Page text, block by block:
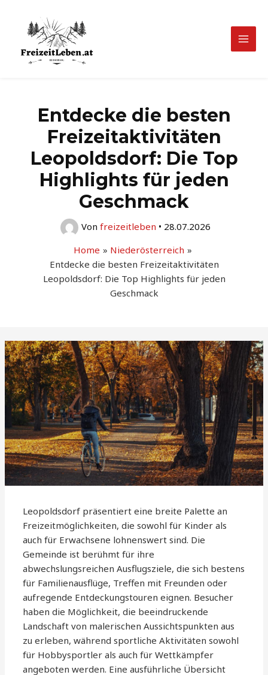
springen
Main
Entdecke die besten
Freizeitaktivitäten
Leopoldsdorf: Die Top
Highlights für jeden
Geschmack
Von freizeitleben • 28.07.2026
Home
Niederösterreich
Entdecke die besten Freizeitaktivitäten
Leopoldsdorf: Die Top Highlights für jeden
Geschmack
Leopoldsdorf präsentiert eine breite Palette an
Freizeitmöglichkeiten, die sowohl für Kinder als
auch für Erwachsene lohnenswert sind. Die
Gemeinde ist berühmt für ihre
abwechslungsreichen Ausflugsziele, die sich bestens
für Familienausflüge, Treffen mit Freunden oder
aufregende Entdeckungstouren eignen. Besucher
haben die Möglichkeit, die beeindruckende
Landschaft von malerischen Aussichtspunkten aus
zu erleben, während sportliche Aktivitäten sowohl
für Hobbysportler als auch für Wettkämpfer
angeboten werden. Eine ausführliche Übersicht